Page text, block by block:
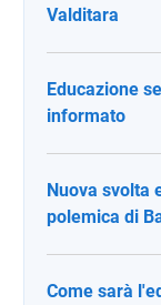
Valditara
Educazione
informato
Nuova svolta
polemica di
Come sarà